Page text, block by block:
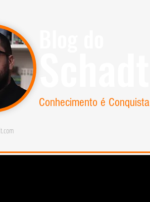
Conhecimento é Conquista